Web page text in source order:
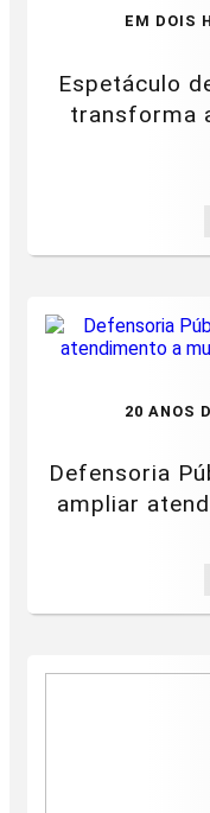
EM DOIS
Espetáculo
transforma
20 ANOS
Defensoria
ampliar